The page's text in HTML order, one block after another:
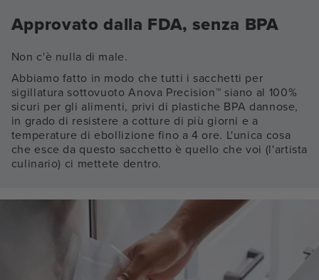
Approvato dalla FDA, senza BPA
Non c'è nulla di male.
Abbiamo fatto in modo che tutti i sacchetti per
sigillatura sottovuoto Anova Precision™ siano al 100%
sicuri per gli alimenti, privi di plastiche BPA dannose,
in grado di resistere a cotture di più giorni e a
temperature di ebollizione fino a 4 ore. L'unica cosa
che esce da questo sacchetto è quello che voi (l'artista
culinario) ci mettete dentro.